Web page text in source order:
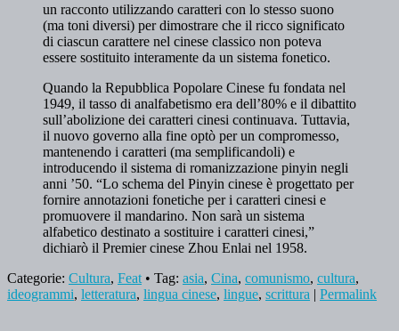
un racconto utilizzando caratteri con lo stesso suono
(ma toni diversi) per dimostrare che il ricco significato
di ciascun carattere nel cinese classico non poteva
essere sostituito interamente da un sistema fonetico.
Quando la Repubblica Popolare Cinese fu fondata nel
1949, il tasso di analfabetismo era dell’80% e il dibattito
sull’abolizione dei caratteri cinesi continuava. Tuttavia,
il nuovo governo alla fine optò per un compromesso,
mantenendo i caratteri (ma semplificandoli) e
introducendo il sistema di romanizzazione pinyin negli
anni ’50. “Lo schema del Pinyin cinese è progettato per
fornire annotazioni fonetiche per i caratteri cinesi e
promuovere il mandarino. Non sarà un sistema
alfabetico destinato a sostituire i caratteri cinesi,”
dichiarò il Premier cinese Zhou Enlai nel 1958.
Categorie: Cultura, Feat • Tag: asia, Cina, comunismo, cultura,
ideogrammi, letteratura, lingua cinese, lingue, scrittura | Permalink